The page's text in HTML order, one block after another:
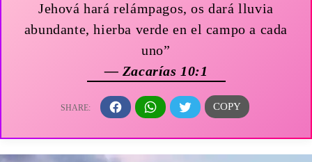
Jehová hará relámpagos, os dará lluvia
abundante, hierba verde en el campo a cada
uno”
— Zacarías 10:1